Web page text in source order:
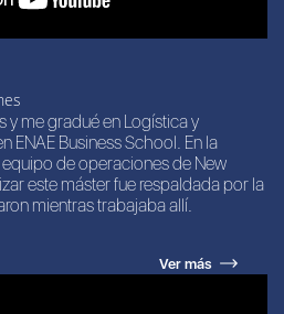
y me gradué en Logística y
ENAE Business School. En la
de operaciones de New
este máster fue respaldada por la
mientras trabajaba allí.
Ver más